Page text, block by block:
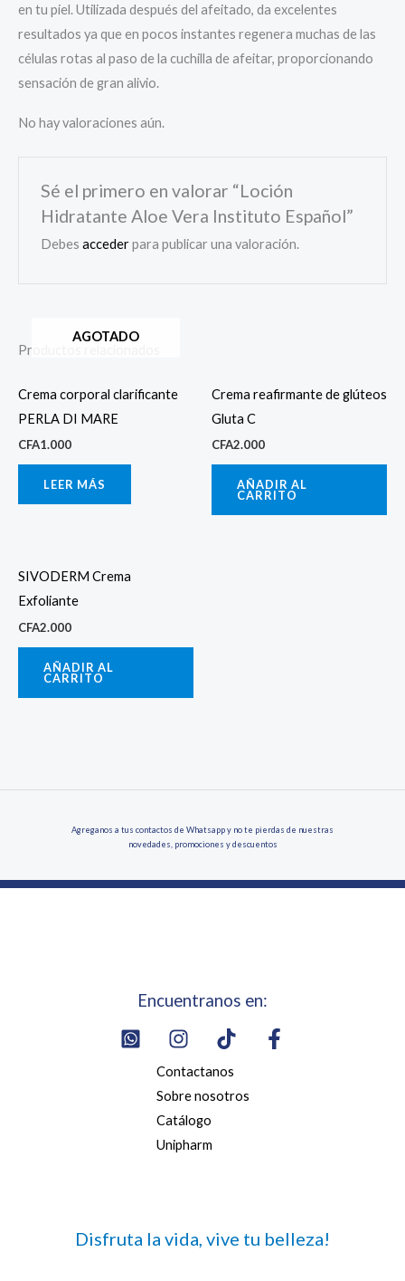
en tu piel. Utilizada después del afeitado, da excelentes
resultados ya que en pocos instantes regenera muchas de las
células rotas al paso de la cuchilla de afeitar, proporcionando
sensación de gran alivio.
No hay valoraciones aún.
Sé el primero en valorar “Loción
Hidratante Aloe Vera Instituto Español”
Debesaccederpara publicar una valoración.
Productos relacionados
AGOTADO
Crema corporal clarificante
PERLA DI MARE
CFA1.000
LEER MÁS
Crema reafirmante de glúteos
Gluta C
CFA2.000
AÑADIR AL
CARRITO
SIVODERM Crema
Exfoliante
CFA2.000
AÑADIR AL
CARRITO
Agreganos a tus contactos de Whatsapp y no te pierdas de nuestras
novedades, promociones y descuentos
Encuentranos en:
Contactanos
Sobre nosotros
Catálogo
Unipharm
Disfruta la vida, vive tu belleza!